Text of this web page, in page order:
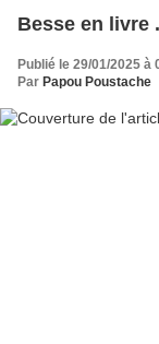
Besse en livre
Publié le 29/01/2025 à
Par Papou Poustache